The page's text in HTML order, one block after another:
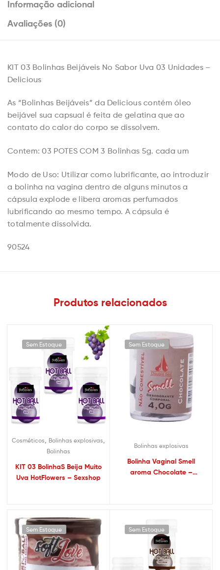
Informação adicional
Avaliações (0)
KIT 03 Bolinhas Beijáveis No Sabor Uva 03 Unidades –
Delicious
As “Bolinhas Beijáveis” da Delicious contém óleo
beijável sua capsual é feita de gelatina que ao
contato do calor do corpo se dissolvem.
Contem: 03 POTES COM 3 Bolinhas 5g. cada um
Modo de Uso: Utilizar como lubrificante, ao introduzir
a bolinha na vagina dentro de alguns minutos a
cápsula explode e libera aromas perfumados
lubrificando ao mesmo tempo. A cápsula é
totalmente dissolvida.
90524
Produtos relacionados
Sem Estoque
Cosméticos Bolinhas explosivas
Bolinhas
KIT 03 BolinhaS Beija Muito
Uva HotFlowers – Sexshop
Sem Estoque
Bolinhas explosivas
Bolinha Vaginal Smell
aroma Chocolate –
Sem Estoque Sem Estoque